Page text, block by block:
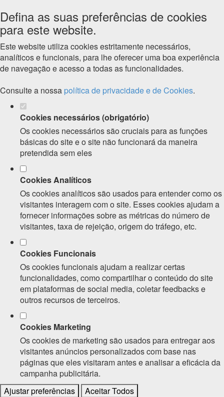
Defina as suas preferências de cookies
para este website.
Este website utiliza cookies estritamente necessários,
analíticos e funcionais, para lhe oferecer uma boa experiência
de navegação e acesso a todas as funcionalidades.
Consulte a nossa política de privacidade e de Cookies.
Cookies necessários (obrigatório)
Os cookies necessários são cruciais para as funções
básicas do site e o site não funcionará da maneira
pretendida sem eles
Cookies Analíticos
Os cookies analíticos são usados para entender como os
visitantes interagem com o site. Esses cookies ajudam a
fornecer informações sobre as métricas do número de
visitantes, taxa de rejeição, origem do tráfego, etc.
Cookies Funcionais
Os cookies funcionais ajudam a realizar certas
funcionalidades, como compartilhar o conteúdo do site
em plataformas de social media, coletar feedbacks e
outros recursos de terceiros.
Cookies Marketing
Os cookies de marketing são usados para entregar aos
visitantes anúncios personalizados com base nas
páginas que eles visitaram antes e analisar a eficácia da
campanha publicitária.
Ajustar preferências
Aceitar Todos